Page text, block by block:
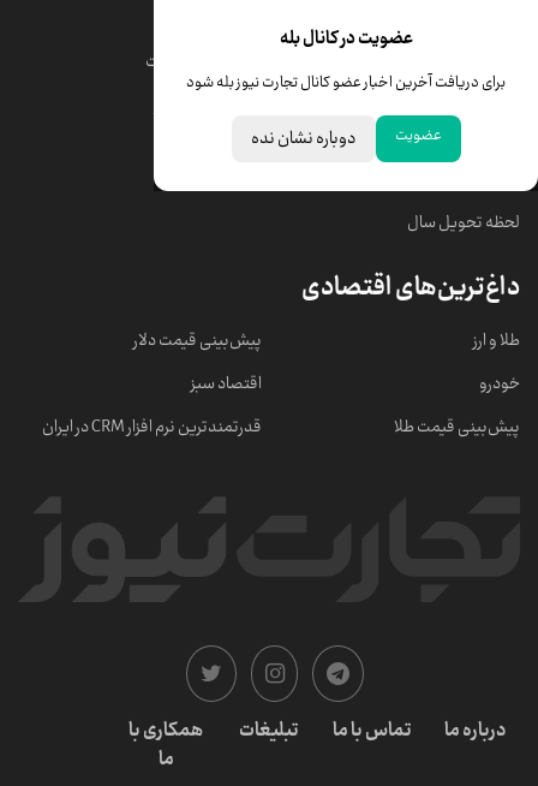
عضویت در کانال بله
برای دریافت آخرین اخبار عضو کانال تجارت نیوز بله شود
عضویت دوباره نشان نده
قیمت درهم امارات
خبرهای مهم
لحظه تحویل سال
داغ‌ترین‌های اقتصادی
طلا و ارز
خودرو
پیش‌بینی قیمت طلا
پیش‌بینی قیمت دلار
اقتصاد سبز
قدرتمندترین نرم‌ افزار CRM در ایران
درباره ما تماس با ما تبلیغات
همکاری با
ما